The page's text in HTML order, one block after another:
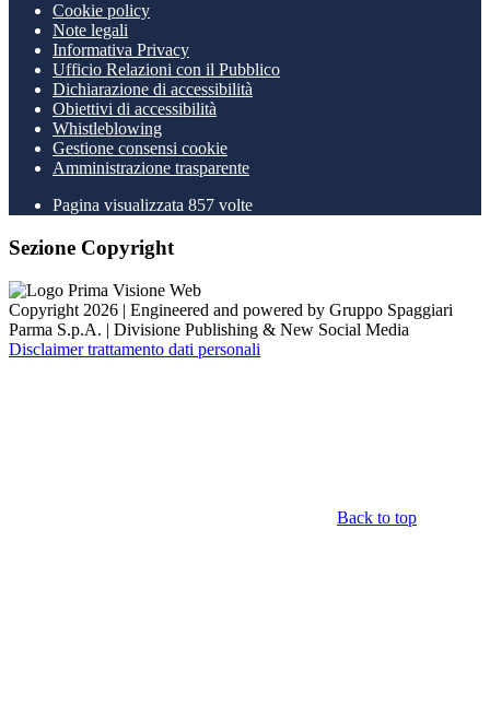
Cookie policy
Note legali
Informativa Privacy
Ufficio Relazioni con il Pubblico
Dichiarazione di accessibilità
Obiettivi di accessibilità
Whistleblowing
Gestione consensi cookie
Amministrazione trasparente
Pagina visualizzata 857 volte
Sezione Copyright
Copyright 2026 | Engineered and powered by Gruppo Spaggiari
Parma S.p.A. | Divisione Publishing & New Social Media
Disclaimer trattamento dati personali
Back to top